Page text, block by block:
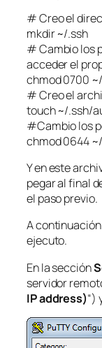
# Creo el
mkdir ~/.ssh
# Cambio los
acceder el
chmod 0700
# Creo el
touch ~/.ssh/
#Cambio los
chmod 0644
Y en este
pegar al final
el paso previo.
A
ejecuto.
En la sección
servidor
IP address)“)